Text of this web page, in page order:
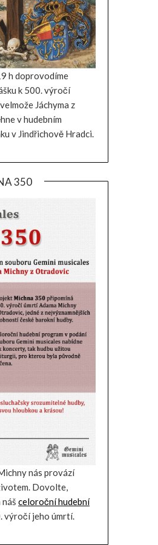
h doprovodíme
k 500. výročí
Jáchyma z
v hudebním
v Jindřichově Hradci.
350
nás provází
Dovolte,
celoroční hudební
výročí jeho úmrtí.